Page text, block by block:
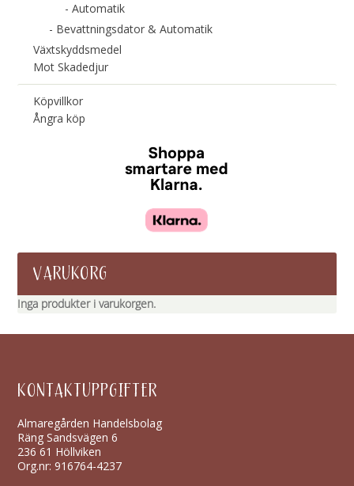
Automatik
Bevattningsdator & Automatik
Växtskyddsmedel
Mot Skadedjur
Köpvillkor
Ångra köp
VARUKORG
Inga produkter i varukorgen.
KONTAKTUPPGIFTER
Almaregården Handelsbolag
Räng Sandsvägen 6
236 61 Höllviken
Org.nr: 916764-4237